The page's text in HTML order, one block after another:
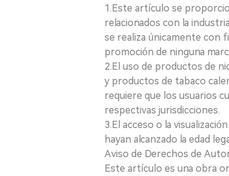
1.Este artículo se
relacionados con la
se realiza únicamente con
promoción de ninguna
2.El uso de productos de
y productos de tabaco
requiere que los usuarios
respectivas jurisdicciones.
3.El acceso o la
hayan alcanzado la edad
Aviso de Derechos de
Este artículo es una obra